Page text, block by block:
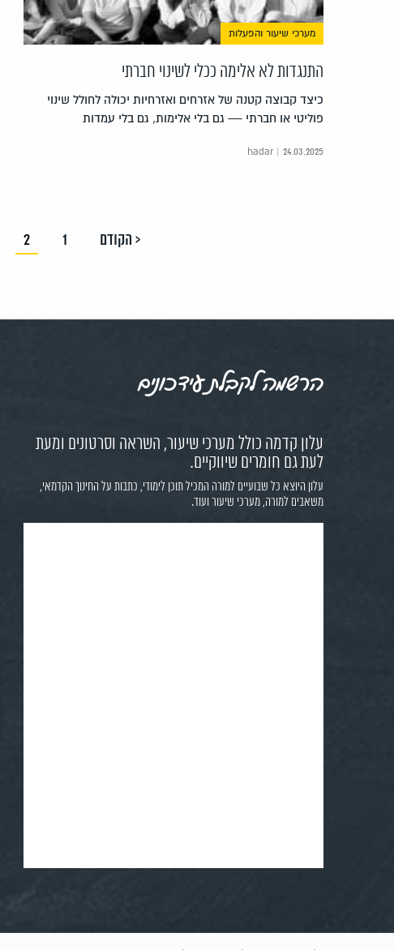
מערכי שיעור והפעלות
התנגדות לא אלימה ככלי לשינוי חברתי
כיצד קבוצה קטנה של אזרחים ואזרחיות יכולה לחולל שינוי
פוליטי או חברתי — גם בלי אלימות, גם בלי עמדות
hadar | 24.03.2025
< הקודם 1
2
הרשמה לקבלת עידכונים
עלון קדמה כולל מערכי שיעור, השראה וסרטונים ומעת
לעת גם חומרים שיווקיים.
עלון היוצא כל שבועיים למורה המכיל תוכן לימודי, כתבות על החינוך הקדמאי,
משאבים למורה, מערכי שיעור ועוד.